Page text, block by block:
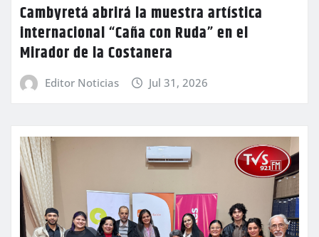
Cambyretá abrirá la muestra artística
internacional “Caña con Ruda” en el
Mirador de la Costanera
Editor Noticias Jul 31, 2026